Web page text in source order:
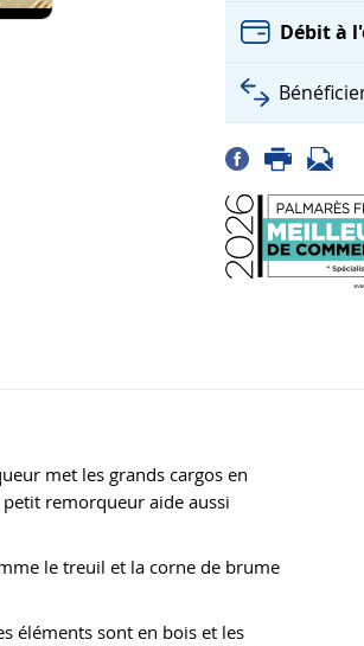
Débit à
met les grands cargos en
remorqueur aide aussi
le treuil et la corne de brume
éléments sont en bois et les